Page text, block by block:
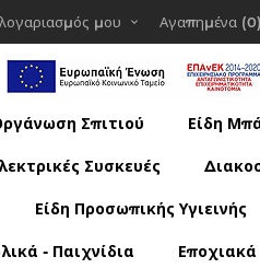
μου Αγαπημένα (0)
Σπιτιού Είδη
Συσκευές
Είδη Προσωπικής Υγιεινής
- Παιχνίδια Εποχιακά